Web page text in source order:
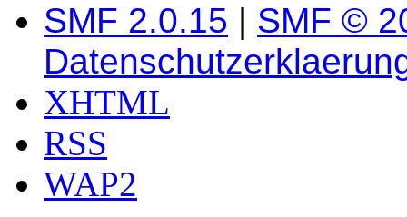
SMF 2.0.15 | SMF ©
XHTML
RSS
WAP2